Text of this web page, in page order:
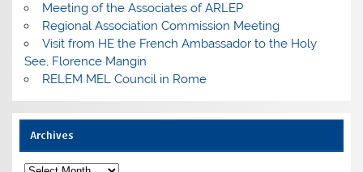
Meeting of the Associates of ARLEP
Regional Association Commission Meeting
Visit from HE the French Ambassador to the Holy
See, Florence Mangin
RELEM MEL Council in Rome
Archives
Archives